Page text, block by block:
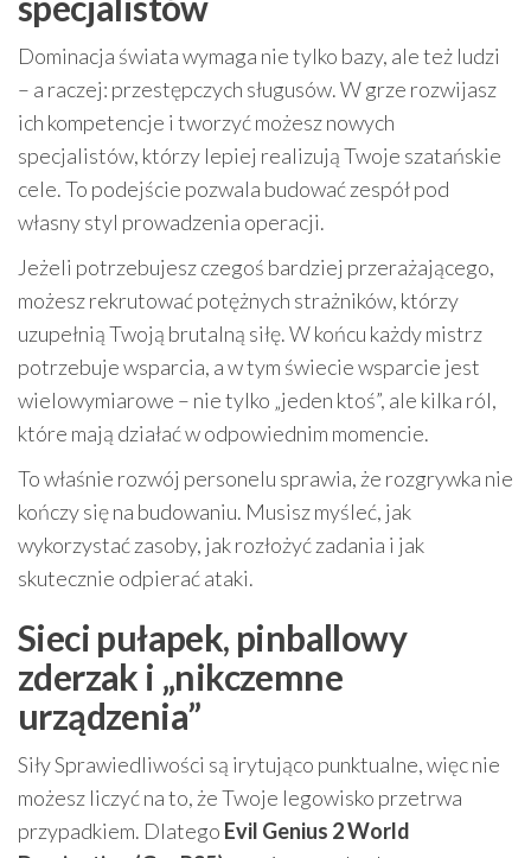
Dominacja świata wymaga nie tylko bazy, ale też ludzi
– a raczej: przestępczych sługusów. W grze rozwijasz
ich kompetencje i tworzyć możesz nowych
specjalistów, którzy lepiej realizują Twoje szatańskie
cele. To podejście pozwala budować zespół pod
własny styl prowadzenia operacji.
Jeżeli potrzebujesz czegoś bardziej przerażającego,
możesz rekrutować potężnych strażników, którzy
uzupełnią Twoją brutalną siłę. W końcu każdy mistrz
potrzebuje wsparcia, a w tym świecie wsparcie jest
wielowymiarowe – nie tylko „jeden ktoś”, ale kilka ról,
które mają działać w odpowiednim momencie.
To właśnie rozwój personelu sprawia, że rozgrywka nie
kończy się na budowaniu. Musisz myśleć, jak
wykorzystać zasoby, jak rozłożyć zadania i jak
skutecznie odpierać ataki.
Sieci pułapek, pinballowy
zderzak i „nikczemne
urządzenia”
Siły Sprawiedliwości są irytująco punktualne, więc nie
możesz liczyć na to, że Twoje legowisko przetrwa
przypadkiem. Dlatego Evil Genius 2 World